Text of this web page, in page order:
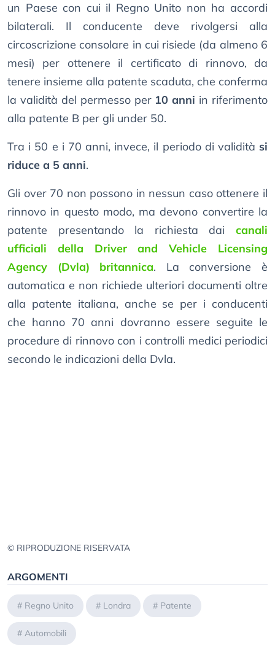
un Paese con cui il Regno Unito non ha accordi
bilaterali. Il conducente deve rivolgersi alla
circoscrizione consolare in cui risiede (da almeno 6
mesi) per ottenere il certificato di rinnovo, da
tenere insieme alla patente scaduta, che conferma
la validità del permesso per 10 anni in riferimento
alla patente B per gli under 50.
Tra i 50 e i 70 anni, invece, il periodo di validità si
riduce a 5 anni.
Gli over 70 non possono in nessun caso ottenere il
rinnovo in questo modo, ma devono convertire la
patente presentando la richiesta dai canali
ufficiali della Driver and Vehicle Licensing
Agency (Dvla) britannica. La conversione è
automatica e non richiede ulteriori documenti oltre
alla patente italiana, anche se per i conducenti
che hanno 70 anni dovranno essere seguite le
procedure di rinnovo con i controlli medici periodici
secondo le indicazioni della Dvla.
© RIPRODUZIONE RISERVATA
ARGOMENTI
# Regno Unito # Londra # Patente
# Automobili